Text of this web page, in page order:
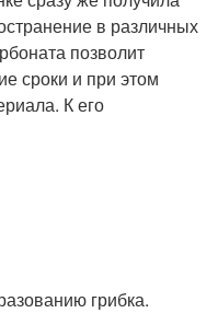
в различных
позволит
сроки и при этом
К его
грибка.